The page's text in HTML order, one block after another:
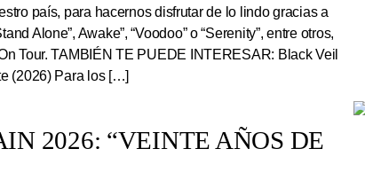
país, para hacernos disfrutar de lo lindo gracias a
Alone”, Awake”, “Voodoo” o “Serenity”, entre otros,
Tour. TAMBIÉN TE PUEDE INTERESAR: Black Veil
(2026) Para los […]
2026: “VEINTE AÑOS DE